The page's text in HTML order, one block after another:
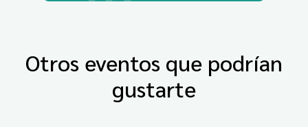
Otros eventos que podrían
gustarte